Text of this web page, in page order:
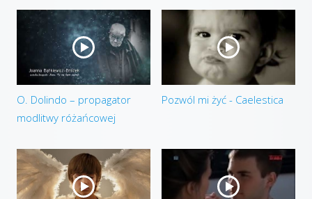
O. Dolindo – propagator
modlitwy różańcowej
Pozwól mi żyć - Caelestica